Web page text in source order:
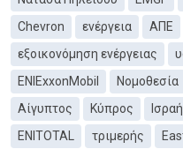
Chevron
ενέργεια ΑΠΕ
εξοικονόμηση ενέργειας
ΕΝΙExxonMobil
Νομοθεσία
Αίγυπτος
Κύπρος
ENITOTAL
τριμερής